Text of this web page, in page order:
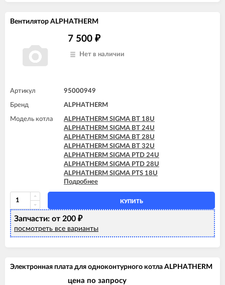
Вентилятор ALPHATHERM
7 500 ₽
Нет в наличии
Артикул 95000949
Бренд ALPHATHERM
Модель котла
ALPHATHERM SIGMA BT 18U
ALPHATHERM SIGMA BT 24U
ALPHATHERM SIGMA BT 28U
ALPHATHERM SIGMA BT 32U
ALPHATHERM SIGMA PTD 24U
ALPHATHERM SIGMA PTD 28U
ALPHATHERM SIGMA PTS 18U
ALPHATHERM SIGMA PTS 24U
ALPHATHERM SIGMA PTS 28U
Подробнее
КУПИТЬ
Запчасти: от 200 ₽
посмотреть все варианты
Электронная плата для одноконтурного котла ALPHATHERM
цена по запросу